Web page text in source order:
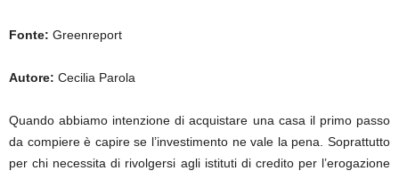
Fonte: Greenreport
Autore: Cecilia Parola
Quando abbiamo intenzione di acquistare una casa il primo passo
da compiere è capire se l’investimento ne vale la pena. Soprattutto
per chi necessita di rivolgersi agli istituti di credito per l’erogazione